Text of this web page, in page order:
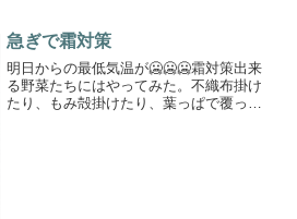
急ぎで霜対策
明日からの最低気温が🥶🥶🥶霜対策出来
る野菜たちにはやってみた。不織布掛け
たり、もみ殻掛けたり、葉っぱで覆った